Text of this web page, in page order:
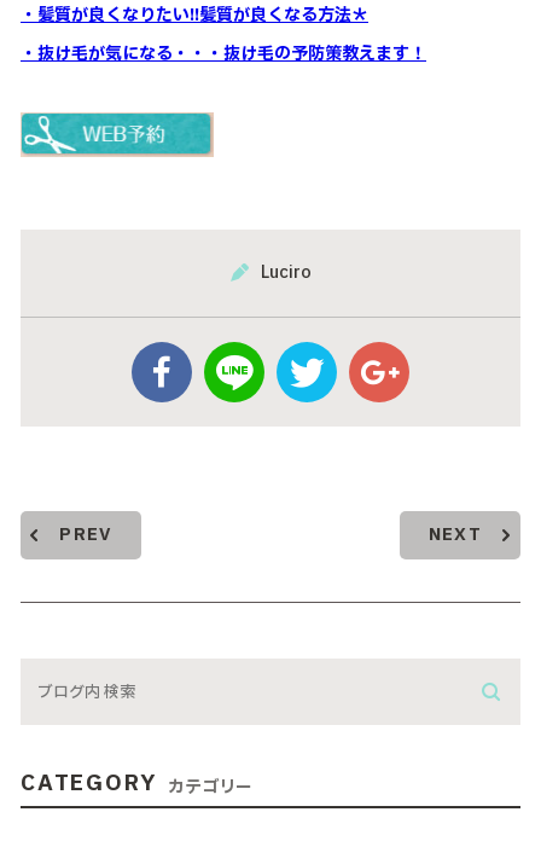
・髪質が良くなりたい!!髪質が良くなる方法＊
・抜け毛が気になる・・・抜け毛の予防策教えます！
Luciro
PREV NEXT
CATEGORY カテゴリー